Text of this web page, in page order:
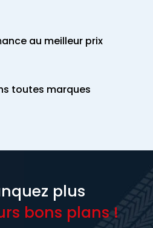
au meilleur prix
toutes marques
plus
bons plans !